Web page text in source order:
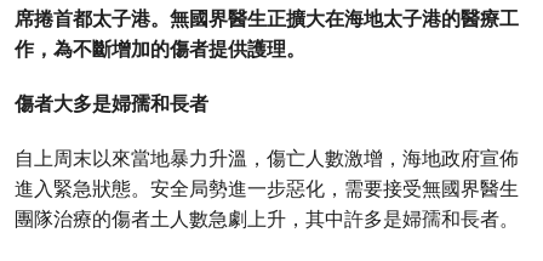
席捲首都太子港。無國界醫生正擴大在海地太子港的醫療工
作，為不斷增加的傷者提供護理。
傷者大多是婦孺和長者
自上周末以來當地暴力升溫，傷亡人數激增，海地政府宣佈
進入緊急狀態。安全局勢進一步惡化，需要接受無國界醫生
團隊治療的傷者土人數急劇上升，其中許多是婦孺和長者。